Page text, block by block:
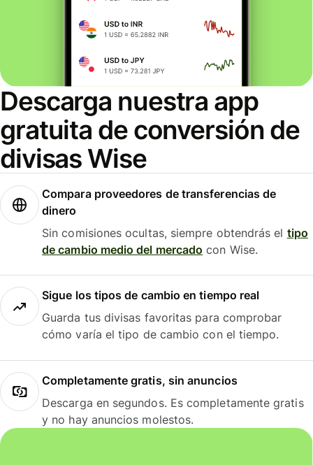
Descarga nuestra app
gratuita de conversión de
divisas Wise
Compara proveedores de transferencias de
dinero
Sin comisiones ocultas, siempre obtendrás el tipo
de cambio medio del mercado con Wise.
Sigue los tipos de cambio en tiempo real
Guarda tus divisas favoritas para comprobar
cómo varía el tipo de cambio con el tiempo.
Completamente gratis, sin anuncios
Descarga en segundos. Es completamente gratis
y no hay anuncios molestos.